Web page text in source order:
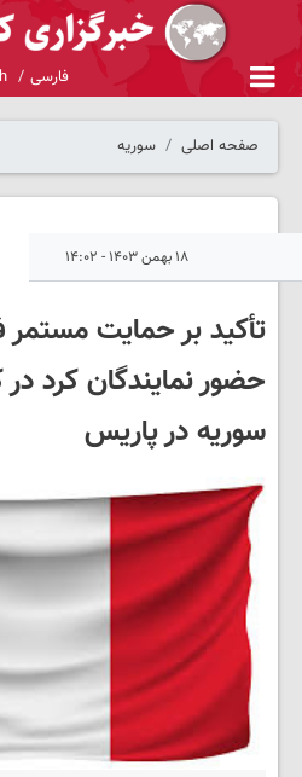
فارسی
صفحه اصلی سوریه
۱۸ بهمن ۱۴۰۳ - ۱۴:۰۲
تأکید بر حمایت مستمر
حضور نمایندگان کرد در
سوریه در پاریس